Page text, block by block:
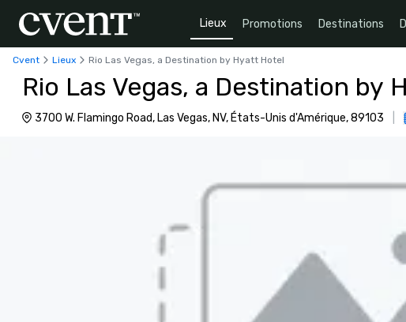
Lieux Promotions Destinations
Cvent Lieux Rio Las Vegas, a Destination by Hyatt Hotel
Rio Las Vegas, a Destination by
3700 W. Flamingo Road, Las Vegas, NV, États-Unis d'Amérique, 89103